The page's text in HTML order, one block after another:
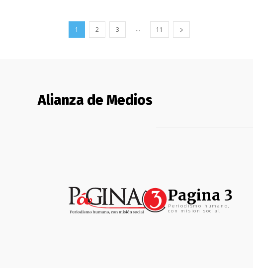
1 2 3 ... 11
Alianza de Medios
Pagina 3
Periodismo humano,
con mision social